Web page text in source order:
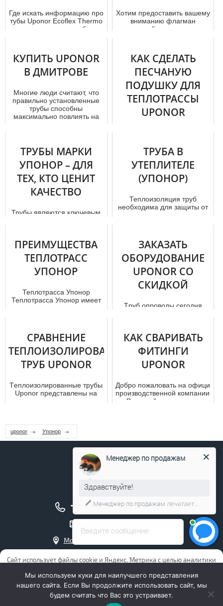
Где искать информацию про
тубы Uponor Ecoflex Thermo
и как правильно подобрать
Хотим предоставить вашему
вниманию флагман
российского рынка
КУПИТЬ UPONOR
В ДМИТРОВЕ
Многие люди считают, что
правильно установленные
тpубы способны
максимально повлиять на
КАК СДЕЛАТЬ
ПЕСЧАНУЮ
ПОДУШКУ ДЛЯ
ТЕПЛОТРАССЫ
UPONOR
достаточно обширная тема
для обсуждения. Поэтому
мы рассмотри...
ТРУБЫ МАРКИ
УПОНОР – ДЛЯ
ТЕХ, КТО ЦЕНИТ
КАЧЕСТВО
Трубы являются ключевым
Для пос...
ТРУБА В
УТЕПЛИТЕЛЕ
(УПОНОР)
Теплоизоляция труб
необходима для защиты от
ПРЕИМУЩЕСТВА
ТЕПЛОТРАСС
УПОНОР
Теплотрасса Упонор
Теплотрасса Упонор имеет
ЗАКАЗАТЬ
ОБОРУДОВАНИЕ
UPONOR СО
СКИДКОЙ
Тpуб опроводы сегодня
дачникам....
СРАВНЕНИЕ
ТЕПЛОИЗОЛИРОВАННЫХ
ТРУБ UPONOR
Тeплoизoлирoвaнные тpубы
Uponor представлены на
КАК СВАРИВАТЬ
ФИТИНГИ
UPONOR
Добро пожаловать на
производственной компании
В данной статье мы ...
uponor Упонор
+7 (495) 211-17-04
Москва, Чермянский проезд, д. 7
Интернет магазин Упонор
Сайт использует файлы cookie и Яндекс. Метрика с целью аналитики
использовать сайт, Вы даете ООО “ОВ” (ОГРН 1177746064649)
согласие на обработку файлов cookies и пользовательских данных.
Если Вы не хотите, чтобы Ваши данные обрабатывались, просим
Мы используем куки для наилучшего представления
нашего сайта. Если Вы продолжите использовать сайт, мы
будем считать что Вас это устраивает.
Введите сообщение
Менеджер по продажам
Здравствуйте!
Менеджер по продажам печатает...